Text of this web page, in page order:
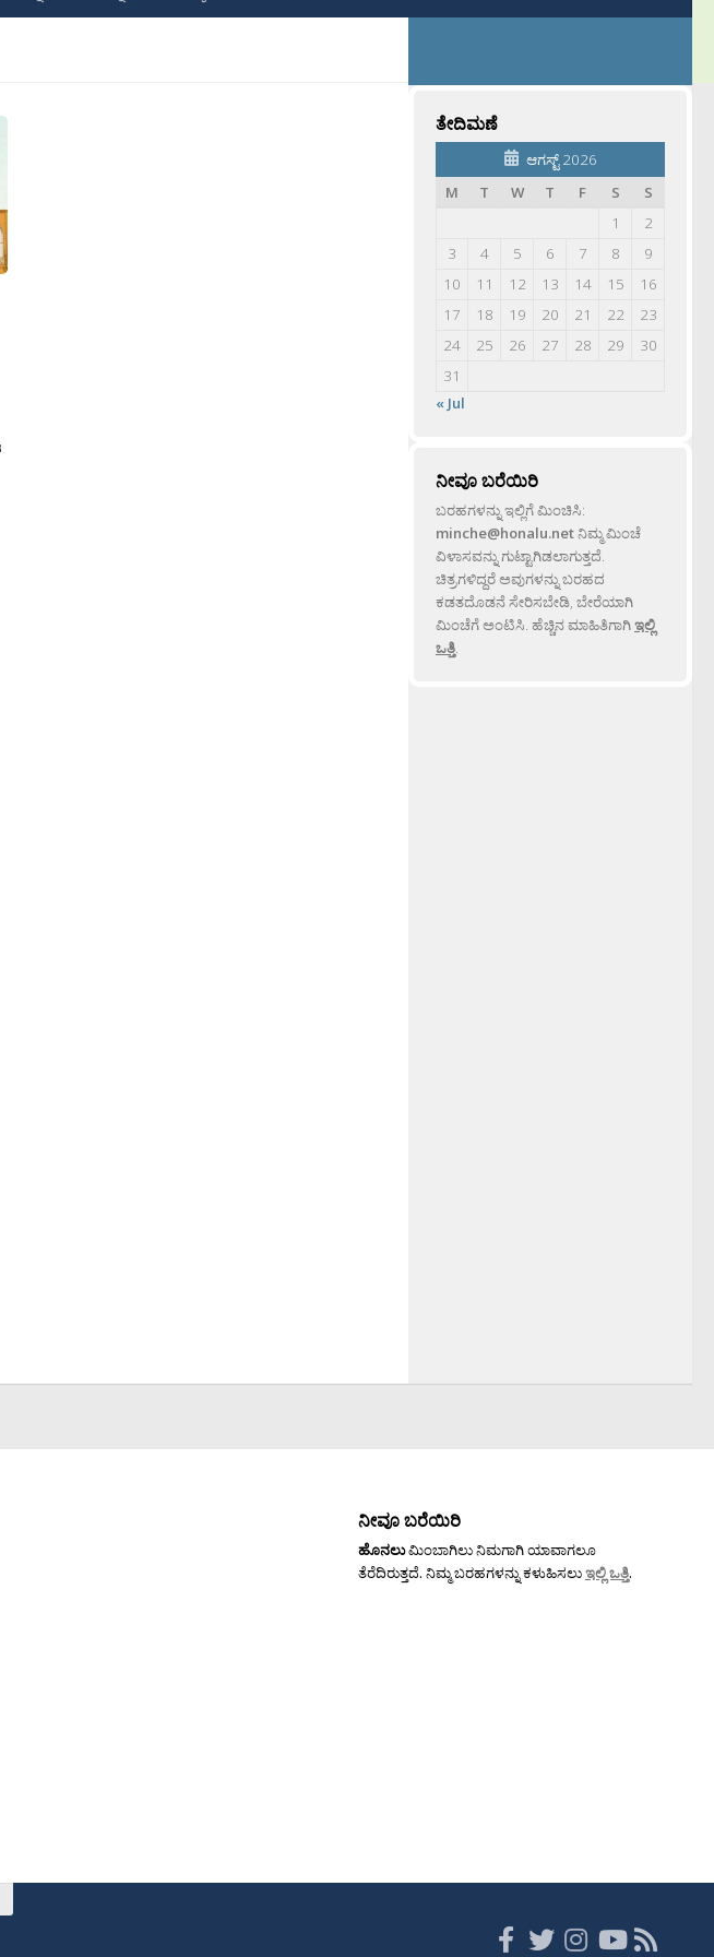
ತೇದಿಮಣೆ
ಆಗಸ್ಟ್ 2026
M
T W T F S
S
1
2
3
4 5 6 7 8
9
10
11 12 13 14 15
16
17
18 19 20 21 22
23
24
25 26 27 28 29
30
31
« Jul
ನೀವೂ ಬರೆಯಿರಿ
ಬರಹಗಳನ್ನು ಇಲ್ಲಿಗೆ ಮಿಂಚಿಸಿ:
minche@honalu.netನಿಮ್ಮ ಮಿಂಚೆ
ವಿಳಾಸವನ್ನು ಗುಟ್ಟಾಗಿಡಲಾಗುತ್ತದೆ.
ಚಿತ್ರಗಳಿದ್ದರೆ ಅವುಗಳನ್ನು ಬರಹದ
ಕಡತದೊಡನೆ ಸೇರಿಸಬೇಡಿ, ಬೇರೆಯಾಗಿ
ಮಿಂಚೆಗೆ ಅಂಟಿಸಿ. ಹೆಚ್ಚಿನ ಮಾಹಿತಿಗಾಗಿಇಲ್ಲಿ
ಒತ್ತಿ.
ನೀವೂ ಬರೆಯಿರಿ
ಹೊನಲುಮಿಂಬಾಗಿಲು ನಿಮಗಾಗಿ ಯಾವಾಗಲೂ
ತೆರೆದಿರುತ್ತದೆ. ನಿಮ್ಮ ಬರಹಗಳನ್ನು ಕಳುಹಿಸಲುಇಲ್ಲಿ ಒತ್ತಿ.